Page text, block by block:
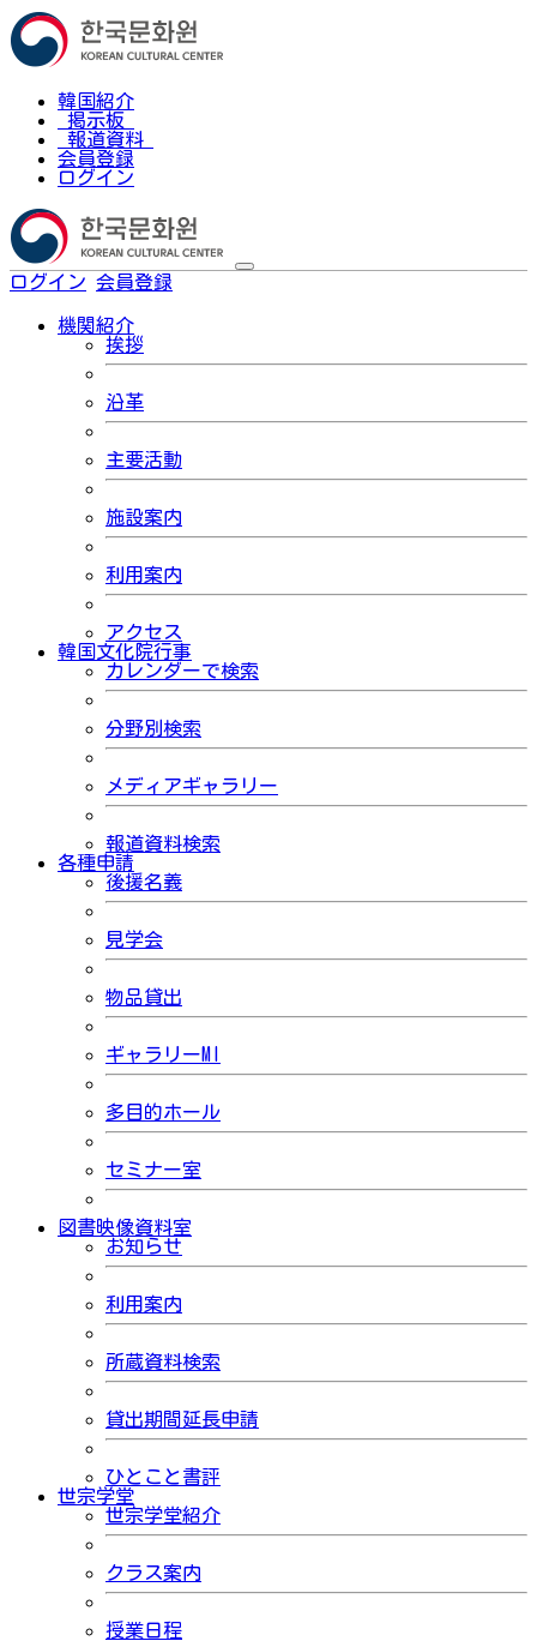
韓国紹介
掲示板
報道資料
会員登録
ログイン
ログイン 会員登録
機関紹介
挨拶
沿革
主要活動
施設案内
利用案内
アクセス
韓国文化院行事
カレンダーで検索
分野別検索
メディアギャラリー
報道資料検索
各種申請
後援名義
見学会
物品貸出
ギャラリーMI
多目的ホール
セミナー室
図書映像資料室
お知らせ
利用案内
所蔵資料検索
貸出期間延長申請
ひとこと書評
世宗学堂
世宗学堂紹介
クラス案内
授業日程